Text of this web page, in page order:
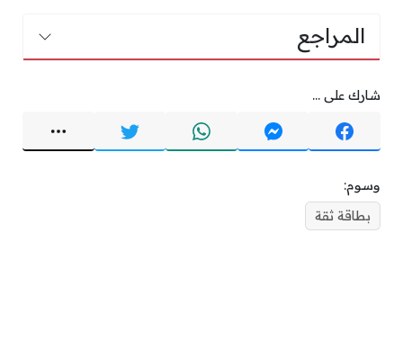
المراجع
شارك على ...
وسوم:
بطاقة ثقة